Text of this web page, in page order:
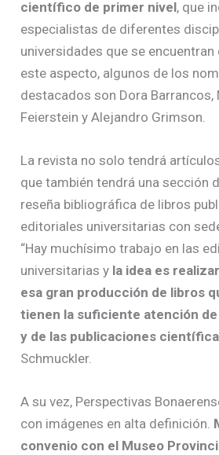
científico de primer nivel, que
especialistas de diferentes
universidades que se encuentran
este aspecto, algunos de los
destacados son Dora Barrancos,
Feierstein y Alejandro Grimson.
La revista no solo tendrá
que también tendrá una sección
reseña bibliográfica de libros
editoriales universitarias con
“Hay muchísimo trabajo en las
universitarias y la idea es
esa gran producción de libros
tienen la suficiente atención
y de las publicaciones
Schmuckler.
A su vez, Perspectivas
con imágenes en alta definición.
convenio con el Museo